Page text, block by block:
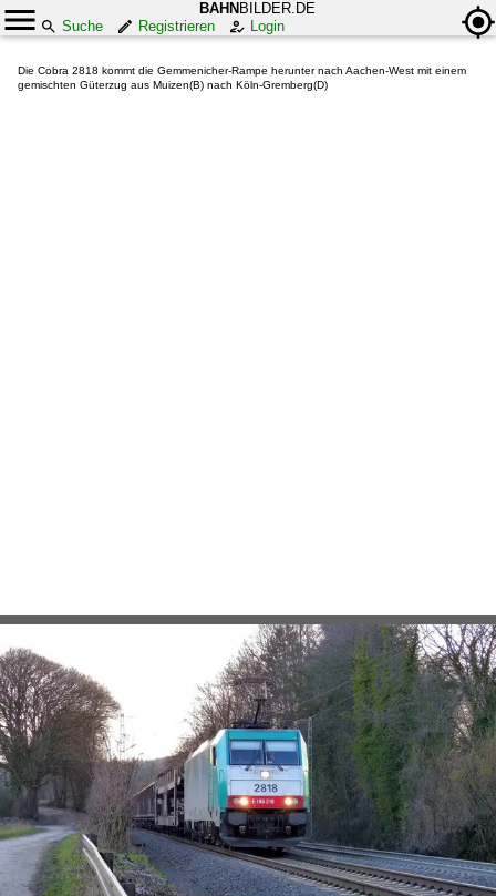
BAHN BILDER.DE
Suche
Registrieren Login
Die Cobra 2818 kommt die Gemmenicher-Rampe herunter nach Aachen-West mit einem
gemischten Güterzug aus Muizen(B) nach Köln-Gremberg(D)